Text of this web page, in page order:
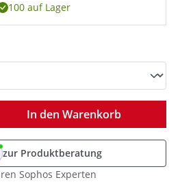
100 auf Lager
Gib den gewünschten
In den Warenkorb
zur Produktberatung
Sophos Experten